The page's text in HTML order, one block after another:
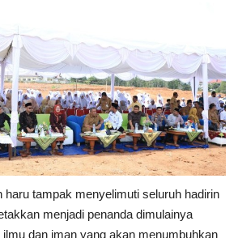
haru tampak menyelimuti seluruh hadirin
menjadi penanda dimulainya
dan iman yang akan menumbuhkan